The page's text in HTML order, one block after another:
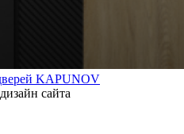
KAPUNOV
сайта